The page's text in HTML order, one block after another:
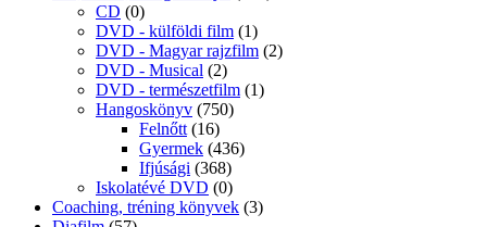
CD (0)
DVD - külföldi film (1)
DVD - Magyar rajzfilm (2)
DVD - Musical (2)
DVD - természetfilm (1)
Hangoskönyv (750)
Felnőtt (16)
Gyermek (436)
Ifjúsági (368)
Iskolatévé DVD (0)
Coaching, tréning könyvek (3)